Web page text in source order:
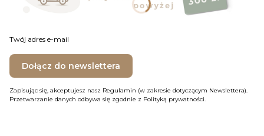
Twój adres e-mail
Dołącz do newslettera
Zapisując się, akceptujesz nasz Regulamin (w zakresie dotyczącym Newslettera).
Przetwarzanie danych odbywa się zgodnie z Polityką prywatności.